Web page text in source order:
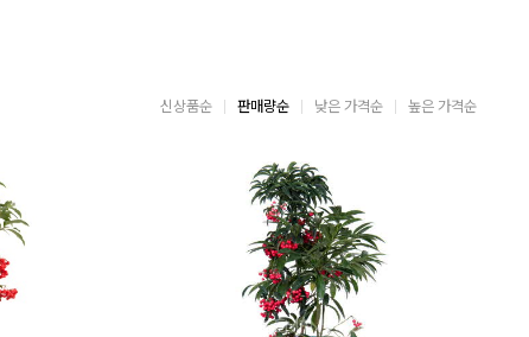
신상품순 판매량순 낮은 가격순 높은 가격순